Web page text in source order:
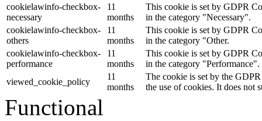
cookielawinfo-checkbox-
necessary
11
months
This cookie is set by GDPR
in the category "Necessary".
cookielawinfo-checkbox-
others
11
months
This cookie is set by GDPR
in the category "Other.
cookielawinfo-checkbox-
performance
11
months
This cookie is set by GDPR
in the category "Performance".
viewed_cookie_policy
11
months
The cookie is set by the
the use of cookies. It does not
Functional